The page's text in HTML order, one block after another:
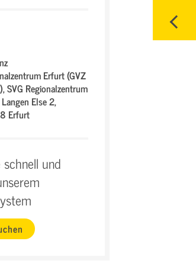
Erfurt (GVZ
SVG Regionalzentrum
Else 2,
Erfurt
und